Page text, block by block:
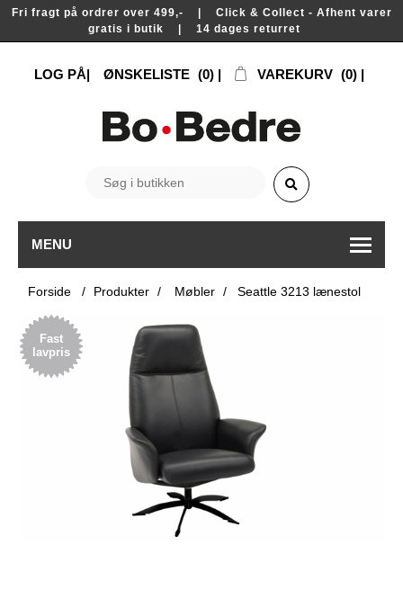
Fri fragt på ordrer over 499,- | Click & Collect - Afhent varer
gratis i butik | 14 dages returret
LOG PÅ ØNSKELISTE (0) VAREKURV (0)
MENU
Forside / Produkter / Møbler / Seattle 3213 lænestol
Fast
lavpris